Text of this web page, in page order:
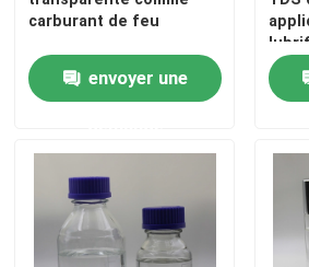
N-paraffine
Isoparaffin C13 14
carburant de feu
envoyer une